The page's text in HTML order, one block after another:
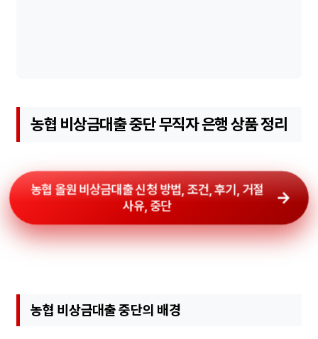
농협 비상금대출 중단 무직자 은행 상품 정리
농협 올원 비상금대출 신청 방법, 조건, 후기, 거절
사유, 중단
농협 비상금대출 중단의 배경